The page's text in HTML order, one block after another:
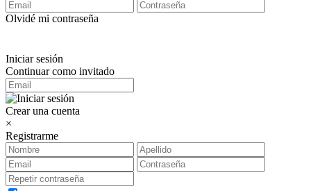
Olvidé mi contraseña
Iniciar sesión
Continuar como invitado
Crear una cuenta
×
Registrarme